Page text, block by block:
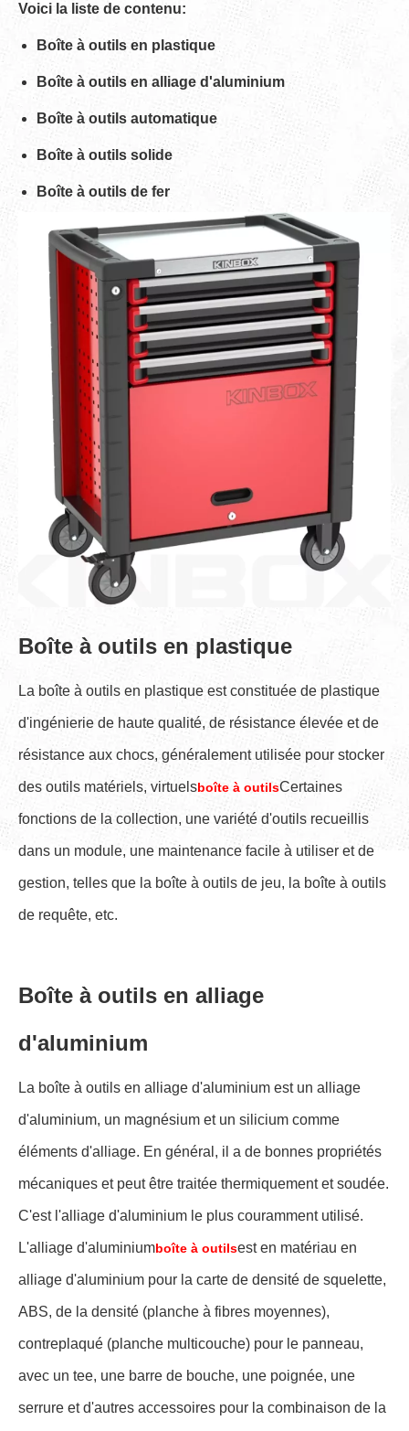
Voici la liste de contenu:
Boîte à outils en plastique
Boîte à outils en alliage d'aluminium
Boîte à outils automatique
Boîte à outils solide
Boîte à outils de fer
Boîte à outils en plastique
La boîte à outils en plastique est constituée de plastique
d'ingénierie de haute qualité, de résistance élevée et de
résistance aux chocs, généralement utilisée pour stocker
des outils matériels, virtuelsboîte à outilsCertaines
fonctions de la collection, une variété d'outils recueillis
dans un module, une maintenance facile à utiliser et de
gestion, telles que la boîte à outils de jeu, la boîte à outils
de requête, etc.
Boîte à outils en alliage
d'aluminium
La boîte à outils en alliage d'aluminium est un alliage
d'aluminium, un magnésium et un silicium comme
éléments d'alliage. En général, il a de bonnes propriétés
mécaniques et peut être traitée thermiquement et soudée.
C'est l'alliage d'aluminium le plus couramment utilisé.
L'alliage d'aluminiumboîte à outilsest en matériau en
alliage d'aluminium pour la carte de densité de squelette,
ABS, de la densité (planche à fibres moyennes),
contreplaqué (planche multicouche) pour le panneau,
avec un tee, une barre de bouche, une poignée, une
serrure et d'autres accessoires pour la combinaison de la